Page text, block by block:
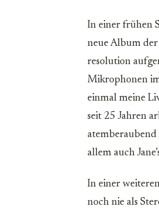
In einer frühen
neue Album
resolution
Mikrophonen
einmal meine
seit 25 Jahren
atemberaubend
allem auch
In einer
noch nie als